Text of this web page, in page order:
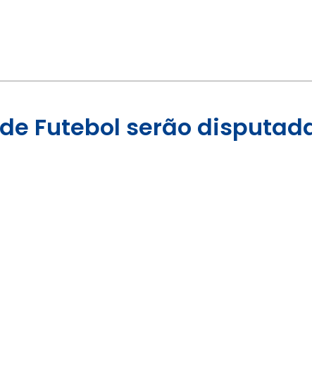
Futebol serão